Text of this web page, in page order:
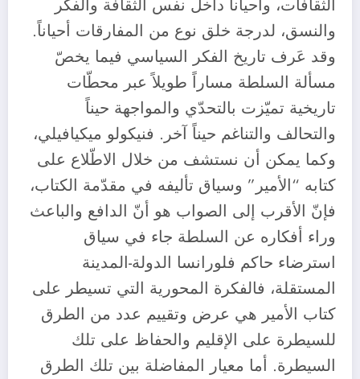
الثقافات، وأحياناً داخل نفس الثقافة والفكر
والنسق، لدرجة خلق نوع من المفارقات أحياناً.
وقد عَرف تاريخ الفكر السياسي فيما يخصّ
مسألة السلطة مساراً طويلاً عبر محطّات
تاريخية تميّزت بالتحدّي والمواجهة حيناً
والتحالف والتناغم حيناً آخر. فنيكولو ميكيافيلي،
وكما يمكن أن نستشف من خلال الاطّلاع على
كتابه “الأمير” وسياق تأليفه في مقدّمة الكتاب،
فإنّ الأقرب إلى الصواب هو أنّ الدافع والباعث
وراء أفكاره عن السلطة جاء في سياق
استرضاء حاكم فلورانسا الدولة-المدينة
المستقلة، فالفكرة المحورية التي تسيطر على
كتاب الأمير هي عرض وتقييم عدد من الطرق
للسيطرة على الإقليم والحفاظ على تلك
السيطرة. أما معيار المفاضلة بين تلك الطرق